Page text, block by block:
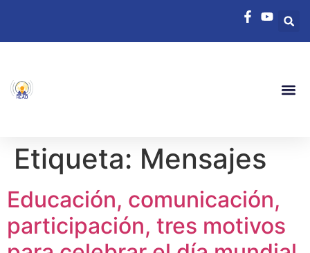
Etiqueta: Mensajes
Educación, comunicación,
participación, tres motivos